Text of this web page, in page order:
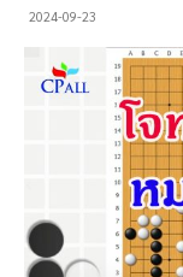
2024-09-23